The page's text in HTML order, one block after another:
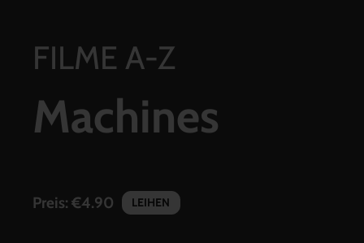
FILME A-Z
Machines
Preis: €4.90 LEIHEN